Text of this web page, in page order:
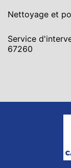
Nettoyage et
Service
67260